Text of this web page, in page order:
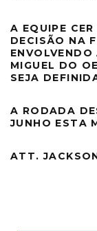
A EQUIPE
DECISÃO NA
MIGUEL DO
SEJA
A RODADA
JUNHO ESTA
ATT.